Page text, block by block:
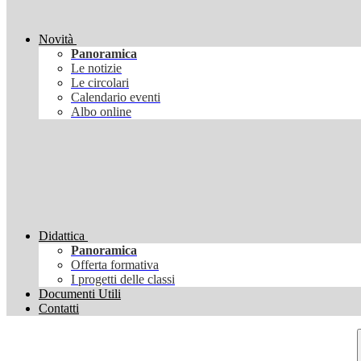
Novità
Panoramica
Le notizie
Le circolari
Calendario eventi
Albo online
Didattica
Panoramica
Offerta formativa
I progetti delle classi
Documenti Utili
Contatti